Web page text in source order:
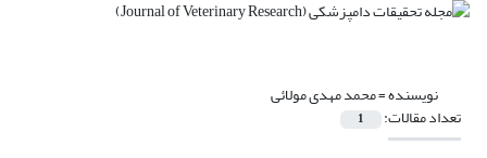
نویسنده =محمد مهدی مولائی
تعداد مقالات: 1